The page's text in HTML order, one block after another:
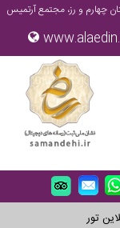
چهارم و رز، مجتمع آرتمیس
تور